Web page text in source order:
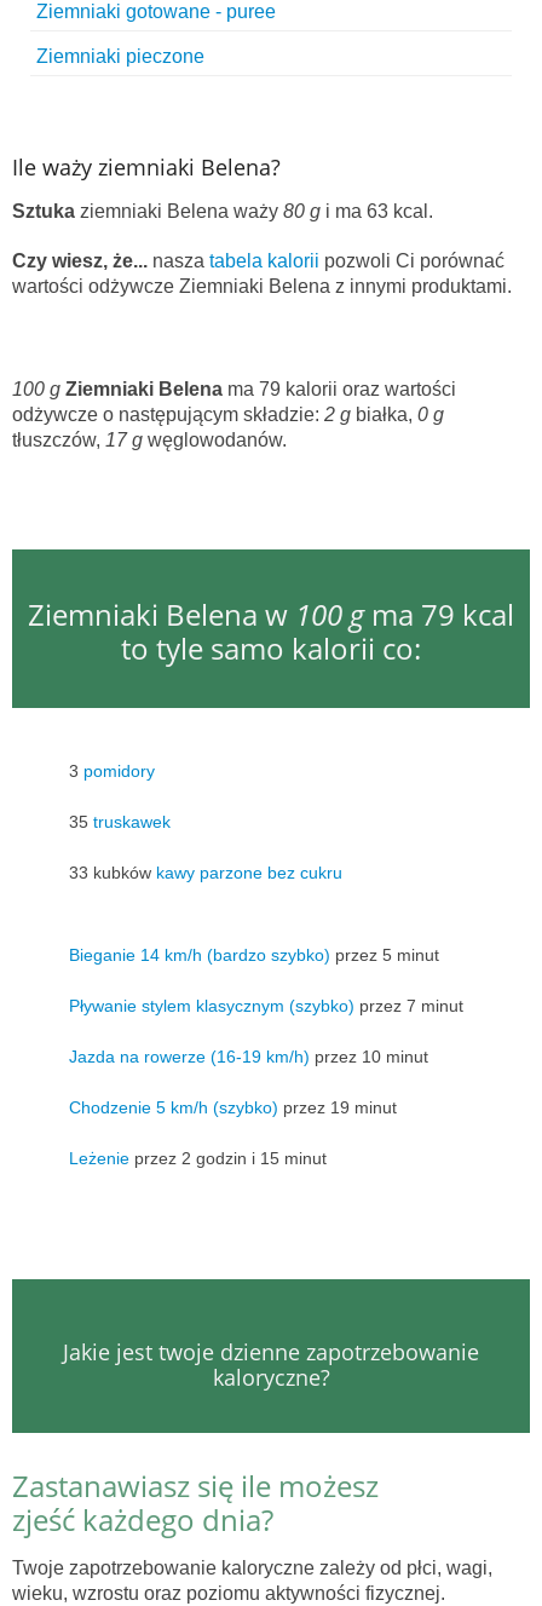
Ziemniaki gotowane - puree
Ziemniaki pieczone
Ile waży ziemniaki Belena?
Sztuka ziemniaki Belena waży 80 g i ma 63 kcal.
Czy wiesz, że... nasza tabela kalorii pozwoli Ci porównać
wartości odżywcze Ziemniaki Belena z innymi produktami.
100 g Ziemniaki Belena ma 79 kalorii oraz wartości
odżywcze o następującym składzie: 2 g białka, 0 g
tłuszczów, 17 g węglowodanów.
Ziemniaki Belena w 100 gma 79 kcal
to tyle samo kalorii co:
3 pomidory
35 truskawek
33 kubków kawy parzone bez cukru
Bieganie 14 km/h (bardzo szybko) przez 5 minut
Pływanie stylem klasycznym (szybko) przez 7 minut
Jazda na rowerze (16-19 km/h) przez 10 minut
Chodzenie 5 km/h (szybko) przez 19 minut
Leżenie przez 2 godzin i 15 minut
Jakie jest twoje dzienne zapotrzebowanie
kaloryczne?
Zastanawiasz się ile możesz
zjeść każdego dnia?
Twoje zapotrzebowanie kaloryczne zależy od płci, wagi,
wieku, wzrostu oraz poziomu aktywności fizycznej.